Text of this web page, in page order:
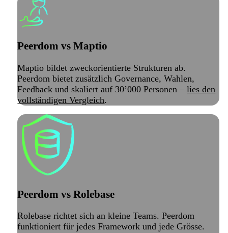
Peerdom vs Maptio
Maptio bildet zweckorientierte Strukturen ab.
Peerdom bietet zusätzlich Governance, Wahlen,
Feedback und skaliert auf 30’000 Personen –lies den
vollständigen Vergleich.
Peerdom vs Rolebase
Rolebase richtet sich an kleine Teams. Peerdom
funktioniert für jedes Framework und jede Grösse.